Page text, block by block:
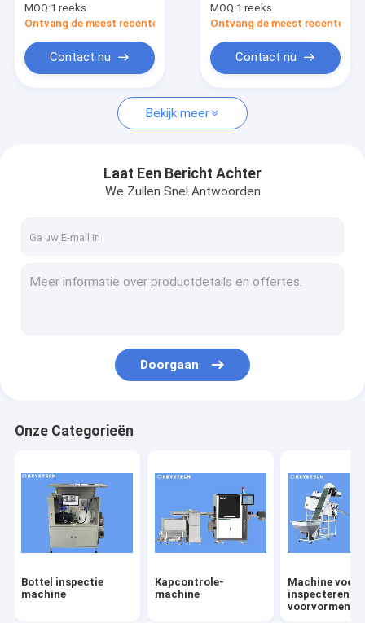
Nieuws
Verzoek om een Citaat
Bottel inspectie machine
Machine voor het inspecteren van voorvormen
IML-inspectiemachine
de Camerasteun
MOQ:1 reeks
Ontvang de meest recente Prijs
Contact nu
MOQ:1 reeks
Ontvang de meest recente
Contact nu
Bekijk meer
Laat Een Bericht Achter
We Zullen Snel Antwoorden
Doorgaan
Onze Categorieën
Bottel inspectie
machine
Kapcontrole-
machine
Machine voor
inspecteren
voorvormen